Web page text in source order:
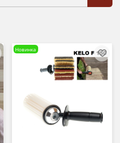
Новинка